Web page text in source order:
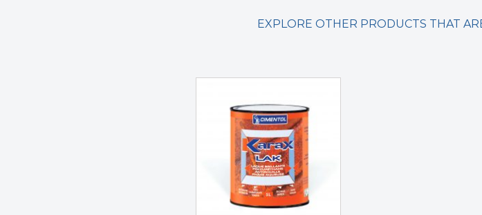
EXPLORE OTHER PRODUCTS THAT